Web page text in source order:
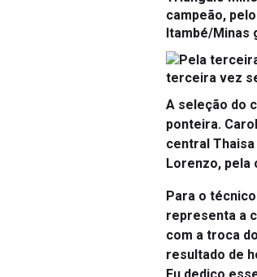
campeão,
Itambé/Minas
terceira vez
A seleção do
ponteira.
central
Lorenzo, pela
Para o
representa a
com a troca
resultado de
Eu dedico